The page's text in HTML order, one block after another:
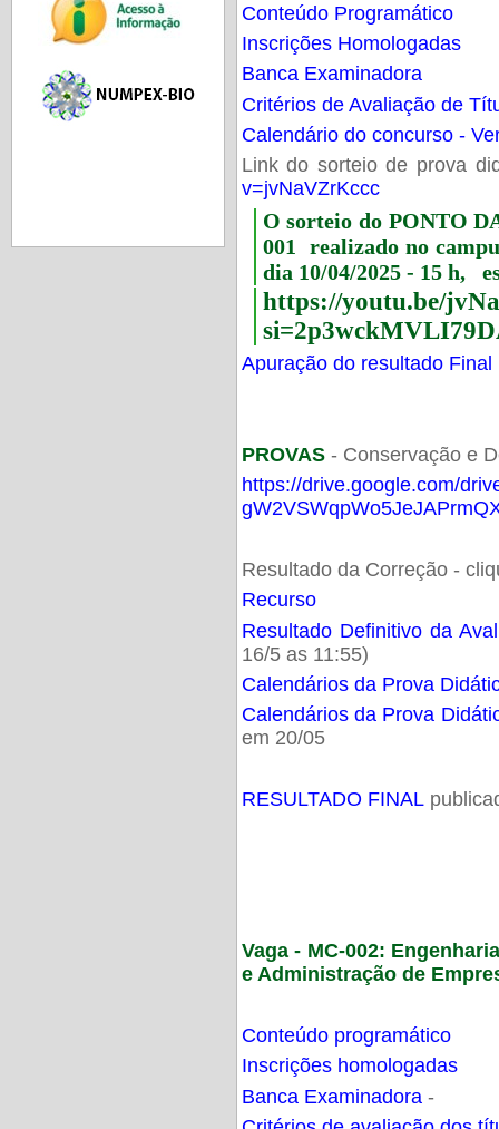
Conteúdo Programático
Inscrições Homologadas
Banca Examinadora
Critérios de Avaliação de
Calendário do concurso -
Link do sorteio de prova
v=jvNaVZrKccc
O sorteio do PONTO
001 realizado no
dia 10/04/2025 - 15 h,
https://youtu.be/
Apuração do resultado Final
PROVAS- Conservação e
https://drive.google.com/
Resultado da Correção -
Recurso
Resultado Definitivo da
16/5 as 11:55)
Calendários da Prova
Calendários da Prova
em 20/05
RESULTADO FINAL
Vaga - MC-002:
e Administração de
Conteúdo programático
Inscrições homologadas
Banca Examinadora -